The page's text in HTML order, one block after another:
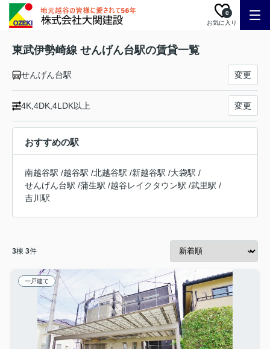
お気に入り
0
東武伊勢崎線 せんげん台駅の賃貸一覧
せんげん台駅 変更
4K,4DK,4LDK以上 変更
おすすめの駅
南越谷駅 /越谷駅 /北越谷駅 /新越谷駅 /大袋駅 /
せんげん台駅 /蒲生駅 /越谷レイクタウン駅 /武里駅 /
吉川駅
3棟 3件
一戸建て